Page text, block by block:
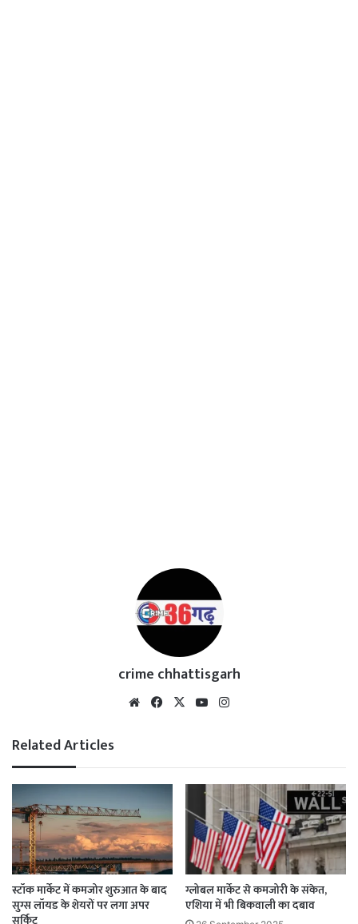
crime chhattisgarh
WebsiteFacebook
X YouTube
Related Articles
स्टॉक मार्केट में कमजोर शुरुआत के बाद
सुग्स लॉयड के शेयरों पर लगा अपर
ग्लोबल मार्केट से कमजोरी के संकेत,
एशिया में भी बिकवाली का दबाव